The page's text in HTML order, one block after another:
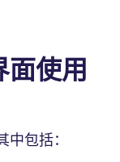
面使用
包括：